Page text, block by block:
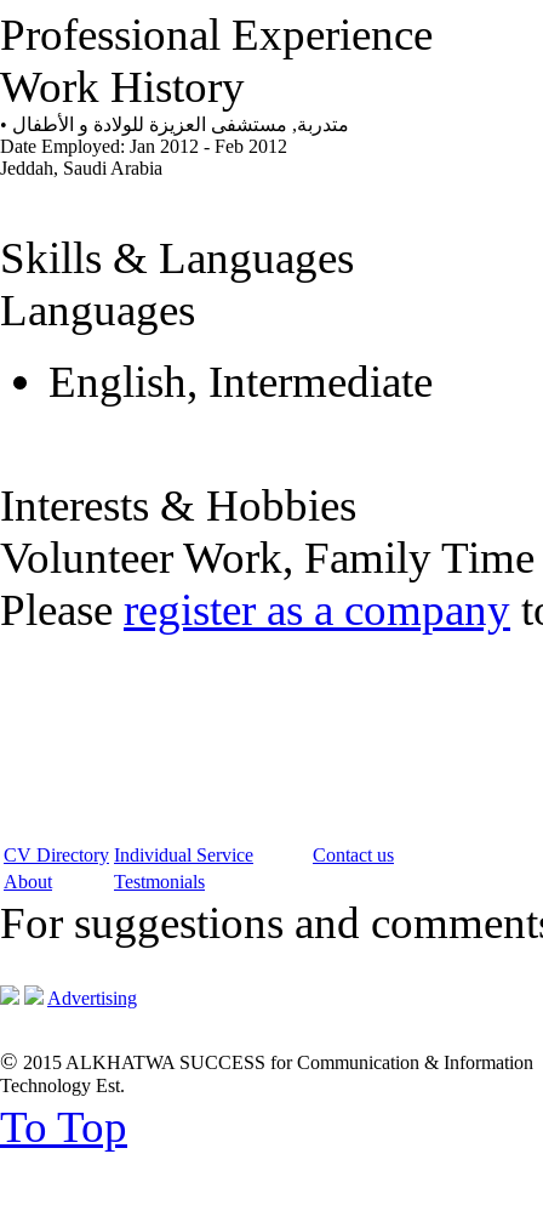
Professional Experience
Work History
• متدربة, مستشفى العزيزة للولادة و الأطفال
Date Employed: Jan 2012 - Feb 2012
Jeddah, Saudi Arabia
Skills & Languages
Languages
English, Intermediate
Interests & Hobbies
Volunteer Work, Family Time
Please register as a company
CV Directory Individual Service
Contact us
About
Testmonials
For suggestions and
Advertising
© 2015 ALKHATWA SUCCESS for Communication & Information
Technology Est.
To Top